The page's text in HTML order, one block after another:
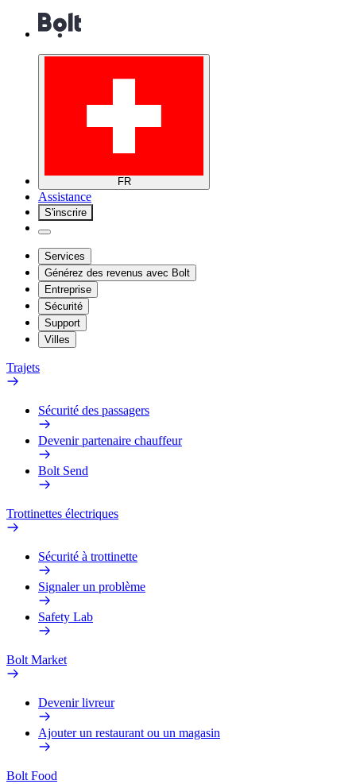
FR
Assistance
S'inscrire
Services
Générez des revenus avec Bolt
Entreprise
Sécurité
Support
Villes
Trajets
Sécurité des passagers
Devenir partenaire chauffeur
Bolt Send
Trottinettes électriques
Sécurité à trottinette
Signaler un problème
Safety Lab
Bolt Market
Devenir livreur
Ajouter un restaurant ou un magasin
Bolt Food